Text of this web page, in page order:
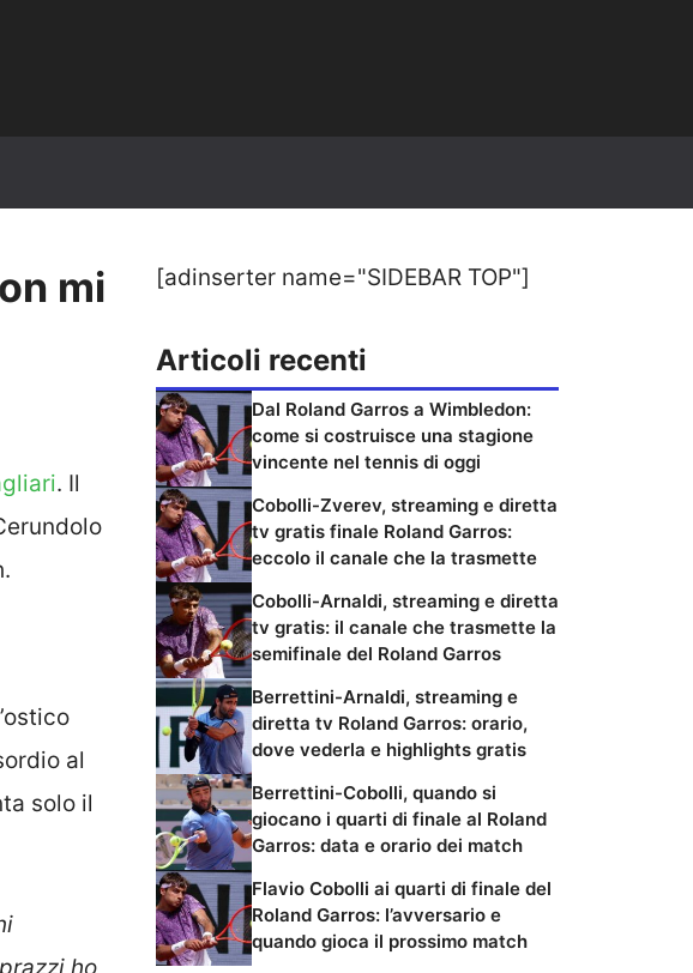
mi
. Il
al
solo il
ho
[adinserter name="SIDEBAR TOP"]
Articoli recenti
Dal Roland Garros a Wimbledon:
come si costruisce una stagione
vincente nel tennis di oggi
Cobolli-Zverev, streaming e diretta
tv gratis finale Roland Garros:
eccolo il canale che la trasmette
Cobolli-Arnaldi, streaming e diretta
tv gratis: il canale che trasmette la
semifinale del Roland Garros
Berrettini-Arnaldi, streaming e
diretta tv Roland Garros: orario,
dove vederla e highlights gratis
Berrettini-Cobolli, quando si
giocano i quarti di finale al Roland
Garros: data e orario dei match
Flavio Cobolli ai quarti di finale del
Roland Garros: l’avversario e
quando gioca il prossimo match